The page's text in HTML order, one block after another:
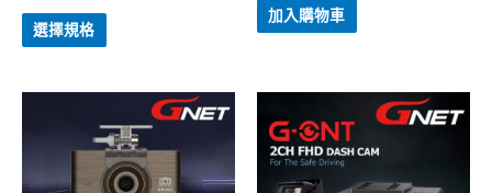
選擇規格
加入購物車